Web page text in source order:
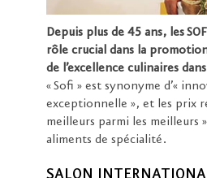
Depuis plus de 45 ans, les
rôle crucial dans la
de l’excellence culinaires
« Sofi » est synonyme d’«
exceptionnelle », et les prix
meilleurs parmi les meilleurs
aliments de spécialité.